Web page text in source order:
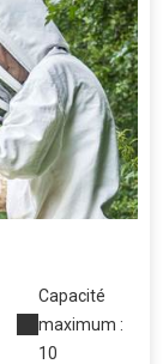
Capacité
maximum :
10